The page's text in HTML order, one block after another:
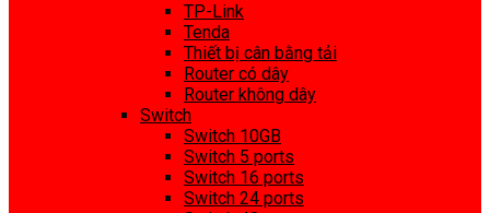
TP-Link
Tenda
Thiết bị cân bằng tải
Router có dây
Router không dây
Switch
Switch 10GB
Switch 5 ports
Switch 16 ports
Switch 24 ports